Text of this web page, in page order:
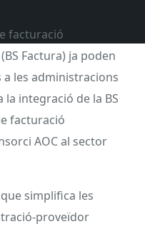
facturació
Factura) ja poden
les administracions
la integració de la BS
facturació
AOC al sector
que simplifica les
proveïdor